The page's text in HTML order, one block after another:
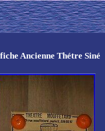
Ancienne Thétre Siné